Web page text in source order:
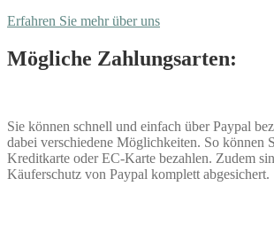
Erfahren Sie mehr über uns
Mögliche Zahlungsarten:
Sie können schnell und einfach über Paypal
dabei verschiedene Möglichkeiten. So können
Kreditkarte oder EC-Karte bezahlen. Zudem
Käuferschutz von Paypal komplett abgesichert.